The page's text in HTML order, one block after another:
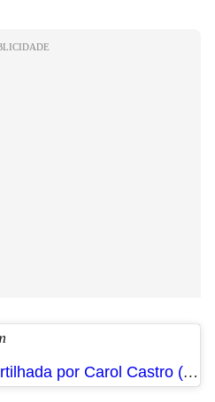
Uma publicação compartilhada por Carol Castro (@castrocarol)